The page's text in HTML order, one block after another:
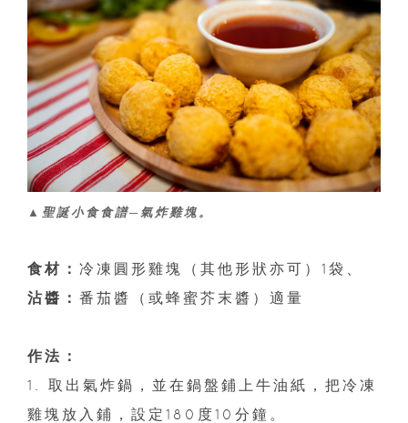
▲聖誕小食食譜─氣炸雞塊。
食材： 冷凍圓形雞塊（其他形狀亦可）1袋、
沾醬： 番茄醬（或蜂蜜芥末醬）適量
作法：
1. 取出氣炸鍋，並在鍋盤鋪上牛油紙，把冷凍
雞塊放入鋪，設定180度10分鐘。